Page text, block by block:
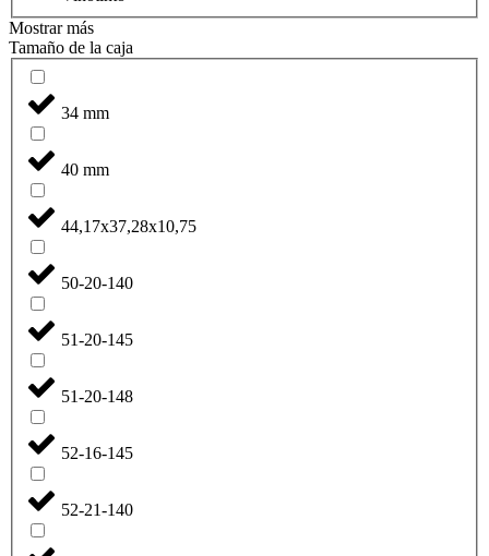
Mostrar más
Tamaño de la caja
34 mm
40 mm
44,17x37,28x10,75
50-20-140
51-20-145
51-20-148
52-16-145
52-21-140